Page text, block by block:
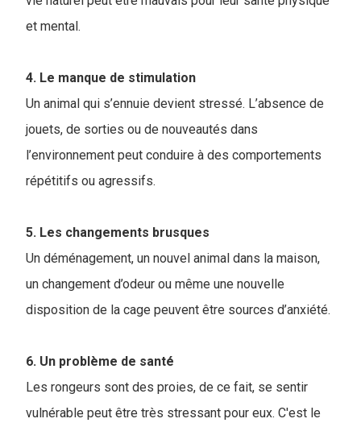
et mental.
4. Le manque de stimulation
Un animal qui s’ennuie devient stressé. L’absence de
jouets, de sorties ou de nouveautés dans
l’environnement peut conduire à des comportements
répétitifs ou agressifs.
5. Les changements brusques
Un déménagement, un nouvel animal dans la maison,
un changement d’odeur ou même une nouvelle
disposition de la cage peuvent être sources d’anxiété.
6. Un problème de santé
Les rongeurs sont des proies, de ce fait, se sentir
vulnérable peut être très stressant pour eux. C'est le